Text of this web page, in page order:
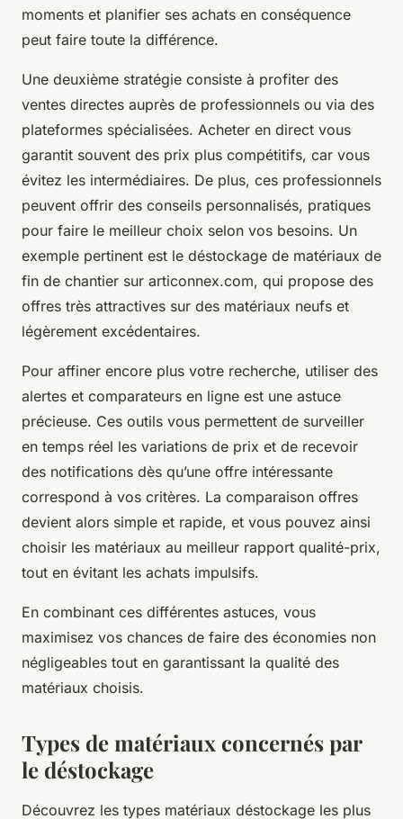
moments et planifier ses achats en conséquence
peut faire toute la différence.
Une deuxième stratégie consiste à profiter des
ventes directes auprès de professionnels ou via des
plateformes spécialisées. Acheter en direct vous
garantit souvent des prix plus compétitifs, car vous
évitez les intermédiaires. De plus, ces professionnels
peuvent offrir des conseils personnalisés, pratiques
pour faire le meilleur choix selon vos besoins. Un
exemple pertinent est le déstockage de matériaux de
fin de chantier sur articonnex.com, qui propose des
offres très attractives sur des matériaux neufs et
légèrement excédentaires.
Pour affiner encore plus votre recherche, utiliser des
alertes et comparateurs en ligne est une astuce
précieuse. Ces outils vous permettent de surveiller
en temps réel les variations de prix et de recevoir
des notifications dès qu’une offre intéressante
correspond à vos critères. La comparaison offres
devient alors simple et rapide, et vous pouvez ainsi
choisir les matériaux au meilleur rapport qualité-prix,
tout en évitant les achats impulsifs.
En combinant ces différentes astuces, vous
maximisez vos chances de faire des économies non
négligeables tout en garantissant la qualité des
matériaux choisis.
Types de matériaux concernés par
le déstockage
Découvrez les types matériaux déstockage les plus